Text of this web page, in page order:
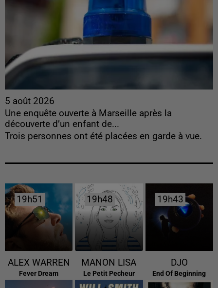
5 août 2026
Une enquête ouverte à Marseille après la
découverte d’un enfant de...
Trois personnes ont été placées en garde à vue.
19h51
19h51
ALEX WARREN
Fever Dream
19h48
19h48
MANON LISA
Le Petit Pecheur
19h43
19h43
DJO
End Of Beginning